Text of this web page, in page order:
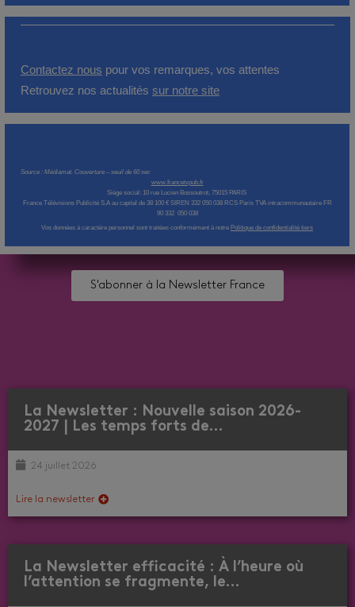
Contactez nous pour vos remarques, vos attentes
Retrouvez nos actualités sur notre site
Source : Médiamat. Couverture – seuil de 60 sec
www.francetvpub.fr
Siège social: 10 rue Lucien Bossoutrot, 75015 PARIS
France Télévisions Publicité S.A au capital de 38 100 € SIREN 332 050 038 RCS Paris TVA intracommunautaire FR
90 332 050 038
Vos données à caractère personnel sont traitées conformément à notre Politique de confidentialité tiers
S'abonner à la Newsletter France
La Newsletter : Nouvelle saison 2026-
2027 | Les temps forts de…
24 juillet 2026
Lire la newsletter
La Newsletter efficacité : À l’heure où
l’attention se fragmente, le…